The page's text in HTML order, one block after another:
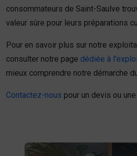
consommateurs de Saint-Saulve
valeur sûre pour leurs préparations
Pour en savoir plus sur notre
consulter notre page dédiée à
mieux comprendre notre démarche
Contactez-nous pour un devis ou